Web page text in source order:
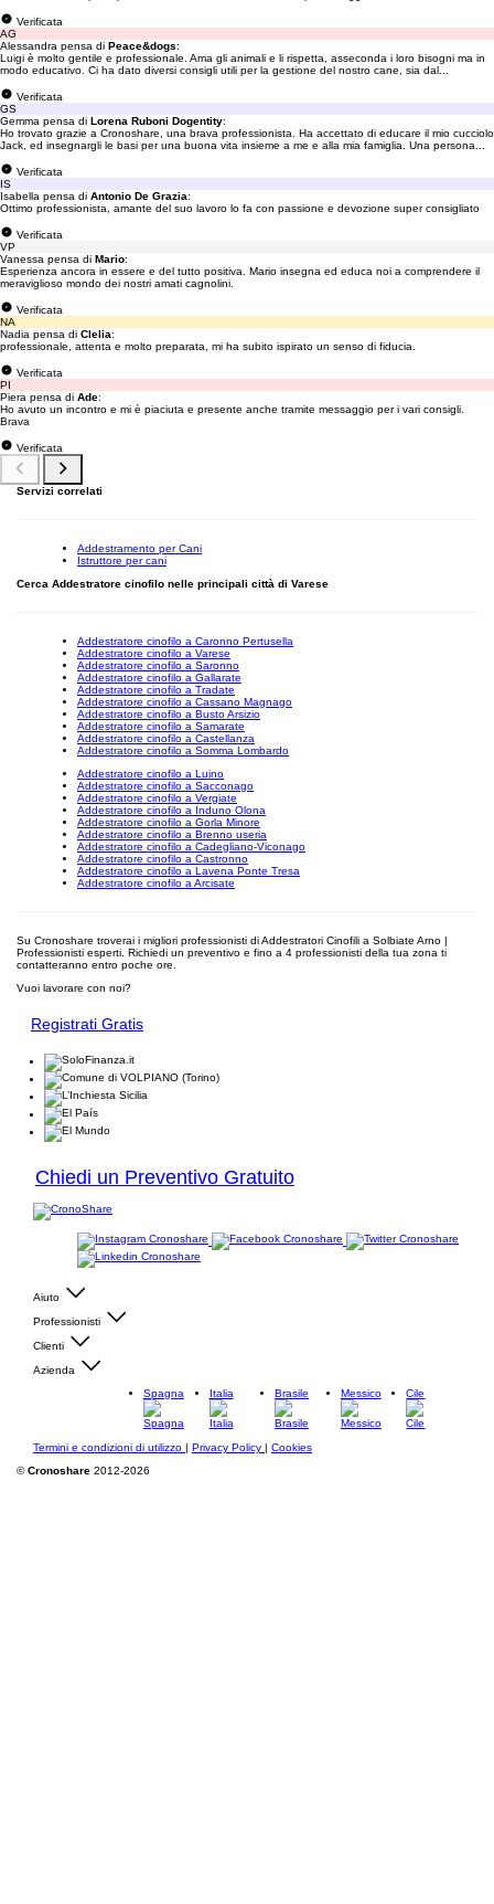
Verificata
AG
Alessandra pensa di Peace&dogs:
Luigi è molto gentile e professionale. Ama gli animali e li rispetta, asseconda i loro bisogni ma in
modo educativo. Ci ha dato diversi consigli utili per la gestione del nostro cane, sia dal...
Verificata
GS
Gemma pensa di Lorena Ruboni Dogentity:
Ho trovato grazie a Cronoshare, una brava professionista. Ha accettato di educare il mio cucciolo
Jack, ed insegnargli le basi per una buona vita insieme a me e alla mia famiglia. Una persona...
Verificata
IS
Isabella pensa di Antonio De Grazia:
Ottimo professionista, amante del suo lavoro lo fa con passione e devozione super consigliato
Verificata
VP
Vanessa pensa di Mario:
Esperienza ancora in essere e del tutto positiva. Mario insegna ed educa noi a comprendere il
meraviglioso mondo dei nostri amati cagnolini.
Verificata
NA
Nadia pensa di Clelia:
professionale, attenta e molto preparata, mi ha subito ispirato un senso di fiducia.
Verificata
PI
Piera pensa di Ade:
Ho avuto un incontro e mi è piaciuta e presente anche tramite messaggio per i vari consigli.
Brava
Verificata
Servizi correlati
Addestramento per Cani
Istruttore per cani
Cerca Addestratore cinofilo nelle principali città di Varese
Addestratore cinofilo a Caronno Pertusella
Addestratore cinofilo a Varese
Addestratore cinofilo a Saronno
Addestratore cinofilo a Gallarate
Addestratore cinofilo a Tradate
Addestratore cinofilo a Cassano Magnago
Addestratore cinofilo a Busto Arsizio
Addestratore cinofilo a Samarate
Addestratore cinofilo a Castellanza
Addestratore cinofilo a Somma Lombardo
Addestratore cinofilo a Luino
Addestratore cinofilo a Sacconago
Addestratore cinofilo a Vergiate
Addestratore cinofilo a Induno Olona
Addestratore cinofilo a Gorla Minore
Addestratore cinofilo a Brenno useria
Addestratore cinofilo a Cadegliano-Viconago
Addestratore cinofilo a Castronno
Addestratore cinofilo a Lavena Ponte Tresa
Addestratore cinofilo a Arcisate
Su Cronoshare troverai i migliori professionisti di Addestratori Cinofili a Solbiate Arno |
Professionisti esperti. Richiedi un preventivo e fino a 4 professionisti della tua zona ti
contatteranno entro poche ore.
Vuoi lavorare con noi?
Registrati Gratis
Chiedi un Preventivo Gratuito
Aiuto
Professionisti
Clienti
Azienda
Spagna
Italia Brasile Messico Cile
Termini e condizioni di utilizzo | Privacy Policy | Cookies
©Cronoshare 2012-2026